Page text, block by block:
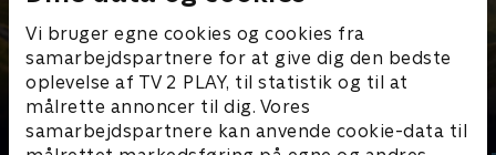
Vi bruger egne cookies og cookies fra
samarbejdspartnere for at give dig den bedste
oplevelse af TV 2 PLAY, til statistik og til at
målrette annoncer til dig. Vores
samarbejdspartnere kan anvende cookie-data til
Senest tilføjet